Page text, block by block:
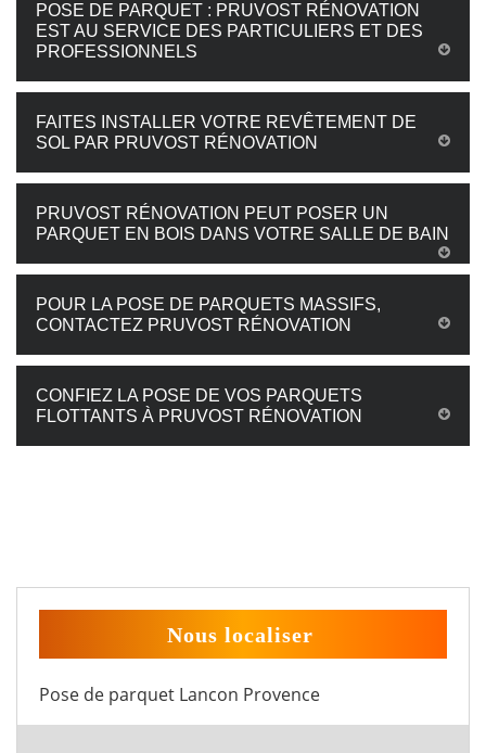
POSE DE PARQUET : PRUVOST RÉNOVATION
EST AU SERVICE DES PARTICULIERS ET DES
PROFESSIONNELS
FAITES INSTALLER VOTRE REVÊTEMENT DE
SOL PAR PRUVOST RÉNOVATION
PRUVOST RÉNOVATION PEUT POSER UN
PARQUET EN BOIS DANS VOTRE SALLE DE BAIN
POUR LA POSE DE PARQUETS MASSIFS,
CONTACTEZ PRUVOST RÉNOVATION
CONFIEZ LA POSE DE VOS PARQUETS
FLOTTANTS À PRUVOST RÉNOVATION
Nous localiser
Pose de parquet Lancon Provence